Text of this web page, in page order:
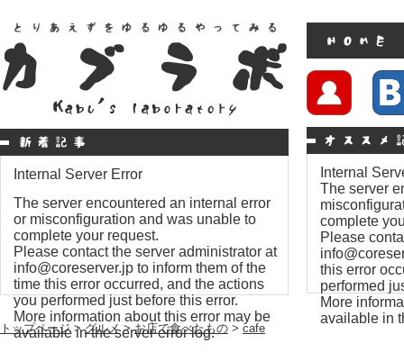
Internal Server Error
The server encountered an internal error
or misconfiguration and was unable to
complete your request.
Please contact the server administrator at
info@coreserver.jp to inform them of the
time this error occurred, and the actions
you performed just before this error.
More information about this error may be
available in the server error log.
Internal
The server
complete
Please
this error
performed
More
available in
トップページ>グルメ>お店で食べたもの > cafe